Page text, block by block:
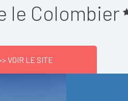
le Colombier
VOIR LE SITE